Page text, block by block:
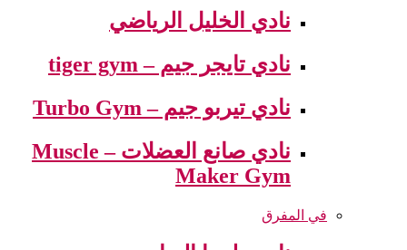
نادي الخليل الرياضي
نادي تايجر جيم – tiger gym
نادي تيربو جيم – Turbo Gym
نادي صانع العضلات – Muscle
Maker Gym
في المفرق